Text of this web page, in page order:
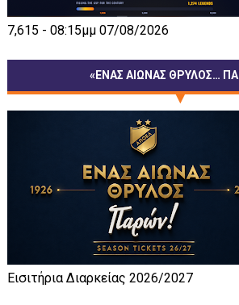
7,615 - 08:15μμ 07/08/2026
«ΕΝΑΣ ΑΙΩΝΑΣ ΘΡΥΛΟΣ…
Εισιτήρια Διαρκείας 2026/2027